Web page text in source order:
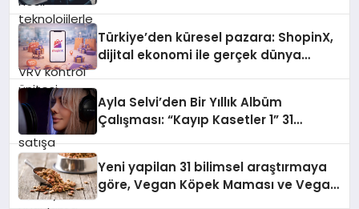
Türkiye’den küresel pazara: ShopinX,
dijital ekonomi ile gerçek dünya
Ayla Selvi’den Bir Yıllık Albüm
Çalışması: “Kayıp Kasetler 1” 31
Yeni yapilan 31 bilimsel araştırmaya
göre, Vegan Köpek Maması ve Vegan